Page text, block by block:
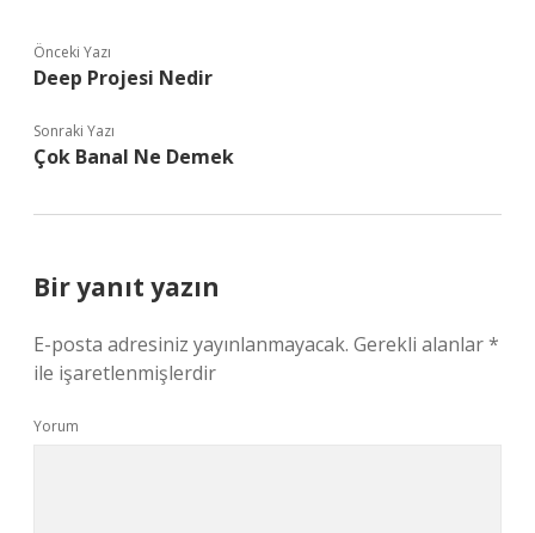
Önceki Yazı
Deep Projesi Nedir
Sonraki Yazı
Çok Banal Ne Demek
Bir yanıt yazın
E-posta adresiniz yayınlanmayacak. Gerekli alanlar*
ile işaretlenmişlerdir
Yorum